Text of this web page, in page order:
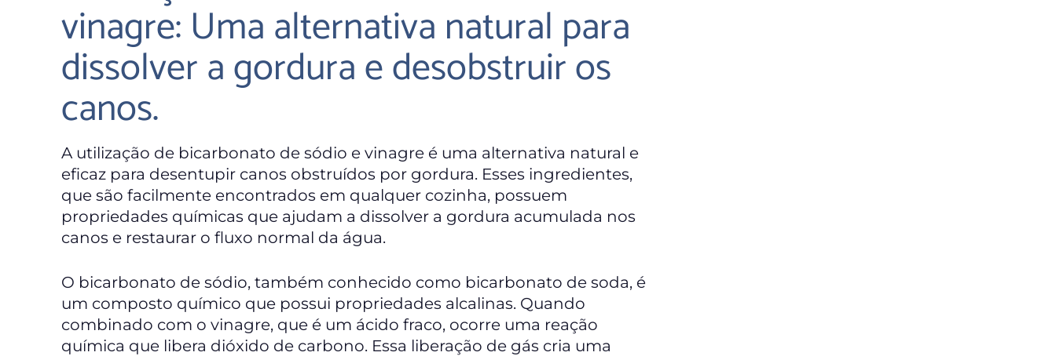
vinagre: Uma alternativa natural para
dissolver a gordura e desobstruir os
canos.
A utilização de bicarbonato de sódio e vinagre é uma alternativa natural e
eficaz para desentupir canos obstruídos por gordura. Esses ingredientes,
que são facilmente encontrados em qualquer cozinha, possuem
propriedades químicas que ajudam a dissolver a gordura acumulada nos
canos e restaurar o fluxo normal da água.
O bicarbonato de sódio, também conhecido como bicarbonato de soda, é
um composto químico que possui propriedades alcalinas. Quando
combinado com o vinagre, que é um ácido fraco, ocorre uma reação
química que libera dióxido de carbono. Essa liberação de gás cria uma